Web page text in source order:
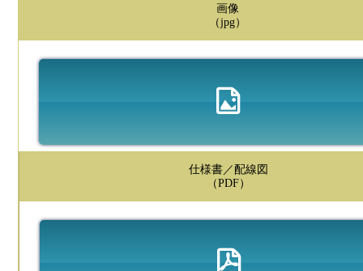
画像
（jpg）
仕様書／配線図
（PDF）